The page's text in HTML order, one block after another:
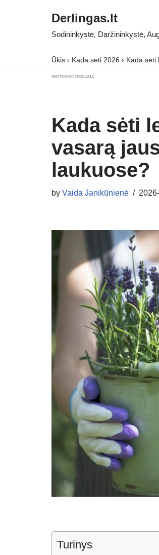
Derlingas.lt
Sodininkystė, Daržininkystė,
Ūkis › Kada sėti 2026 › Kada sėti
PARTNERIO REKLAMA
Kada sėti
vasarą
laukuose?
by Vaida Janikūnienė
Turinys